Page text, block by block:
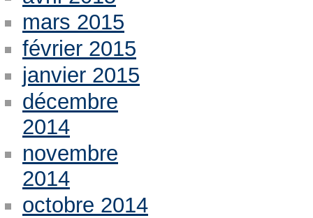
mars 2015
février 2015
janvier 2015
décembre
2014
novembre
2014
octobre 2014